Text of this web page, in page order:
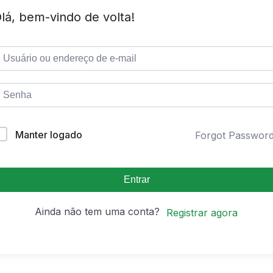
bem-vindo de volta!
Manter logado Forgot
Entrar
Ainda não tem uma conta? Registrar agora